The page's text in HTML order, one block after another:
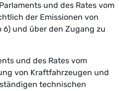
und des Rates vom
der Emissionen von
und über den Zugang zu
und des Rates vom
von Kraftfahrzeugen und
technischen